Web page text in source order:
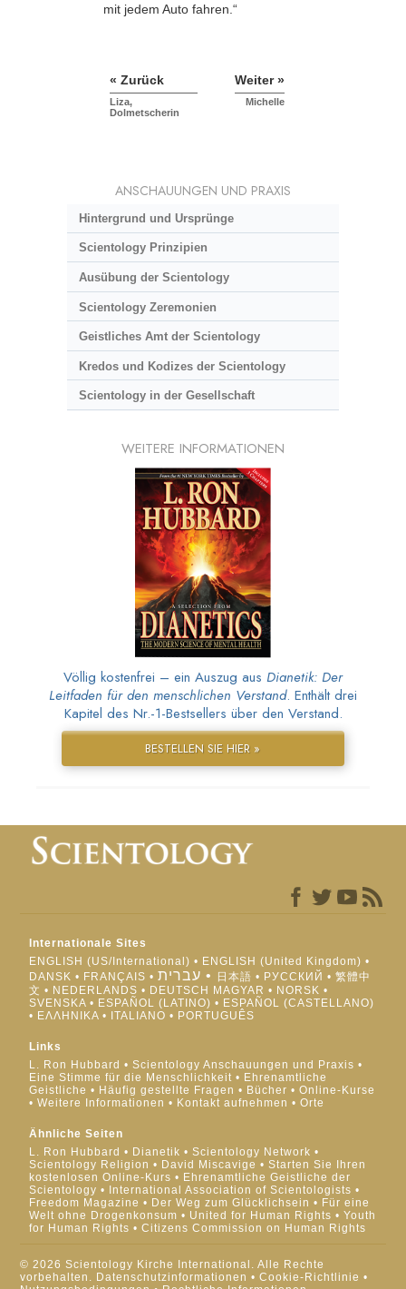
mit jedem Auto fahren.“
« Zurück
Liza,
Dolmetscherin
Weiter »
Michelle
ANSCHAUUNGEN UND PRAXIS
Hintergrund und Ursprünge
Scientology Prinzipien
Ausübung der Scientology
Scientology Zeremonien
Geistliches Amt der Scientology
Kredos und Kodizes der Scientology
Scientology in der Gesellschaft
WEITERE INFORMATIONEN
Völlig kostenfrei – ein Auszug aus Dianetik: Der
Leitfaden für den menschlichen Verstand. Enthält drei
Kapitel des Nr.-1-Bestsellers über den Verstand.
BESTELLEN SIE HIER »
Internationale Sites
ENGLISH (US/International)
ENGLISH (United Kingdom)
DANSK
FRANÇAIS עברית 日本語 РУССКИЙ
繁體中
文
NEDERLANDS DEUTSCH MAGYAR
NORSK
SVENSKA
ESPAÑOL (LATINO)
ESPAÑOL (CASTELLANO)
ΕΛΛΗΝΙΚA
ITALIANO PORTUGUÊS
Links
L. Ron Hubbard
Scientology Anschauungen und Praxis
Eine Stimme für die Menschlichkeit
Ehrenamtliche
Geistliche
Häufig gestellte Fragen Bücher
Online-Kurse
Weitere Informationen
Kontakt aufnehmen Orte
Ähnliche Seiten
L. Ron Hubbard
Dianetik
Scientology Network
Scientology Religion
David Miscavige
Starten Sie Ihren
kostenlosen Online-Kurs
Ehrenamtliche Geistliche der
Scientology
International Association of Scientologists
Freedom Magazine
Der Weg zum Glücklichsein
Für eine
Welt ohne Drogenkonsum
United for Human Rights
Youth
for Human Rights
Citizens Commission on Human Rights
© 2026 Scientology Kirche International. Alle Rechte
vorbehalten. Datenschutzinformationen •Cookie-Richtlinie •